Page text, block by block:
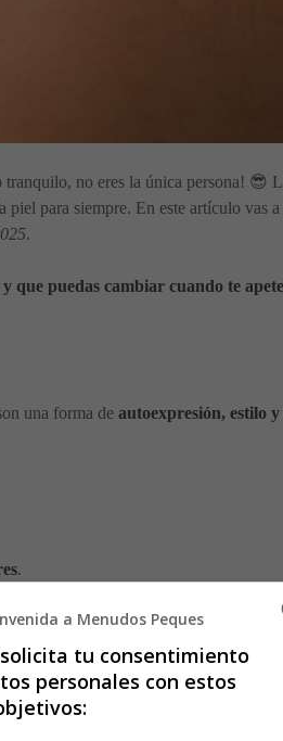
tranquilo, no eres la única persona! 😎
para siempre. En este artículo vas
.
que puedas cambiar cuando te
una forma de autoexpresión, estilo
.
populares:
a Menudos Peques
tu consentimiento
personales con estos